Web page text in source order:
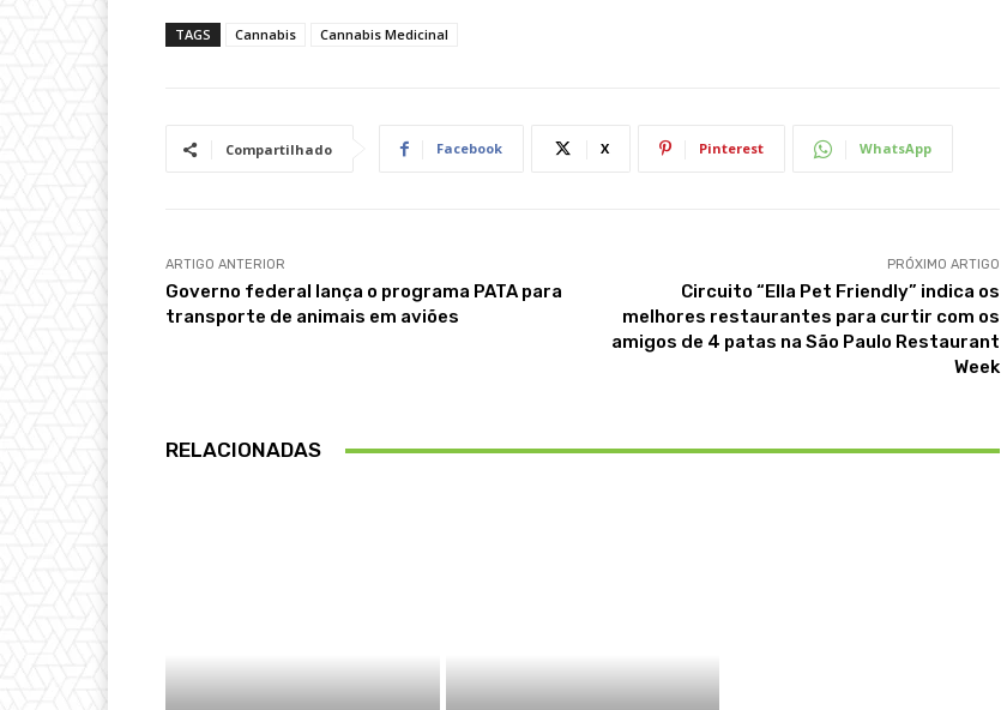
TAGS Cannabis Cannabis Medicinal
Compartilhado Facebook X Pinterest WhatsApp
ARTIGO ANTERIOR
Governo federal lança o programa PATA para
transporte de animais em aviões
PRÓXIMO ARTIGO
Circuito “Ella Pet Friendly” indica os
melhores restaurantes para curtir com os
amigos de 4 patas na São Paulo Restaurant
Week
RELACIONADAS